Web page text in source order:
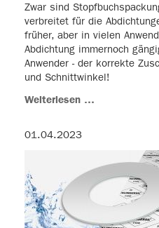
Zwar sind
verbreitet für die
früher, aber in vielen
Abdichtung immernoch
Anwender - der korrekte
und Schnittwinkel!
Weiterlesen …
01.04.2023